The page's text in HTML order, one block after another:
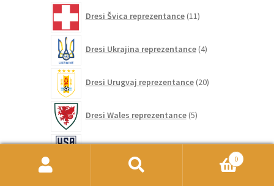
Dresi Švica reprezentance 11izdelkov
Dresi Ukrajina reprezentance 4izdelki
Dresi Urugvaj reprezentance 20izdelkov
Dresi Wales reprezentance 5izdelkov
Dresi Združene države reprezentance 86
86
izdelkov
0